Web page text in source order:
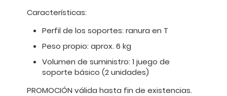
Características:
Perfil de los soportes: ranura en T
Peso propio: aprox. 6 kg
Volumen de suministro: 1 juego de
soporte básico (2 unidades)
PROMOCIÓN válida hasta fin de existencias.